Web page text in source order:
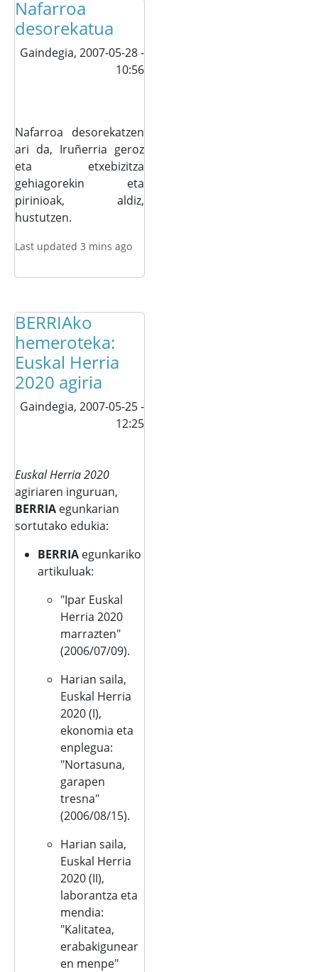
Nafarroa
desorekatua
Gaindegia, 2007-05-28 -
10:56
Nafarroa desorekatzen
ari da, Iruñerria geroz
eta etxebizitza
gehiagorekin eta
pirinioak, aldiz,
hustutzen.
Last updated 3 mins ago
BERRIAko
hemeroteka:
Euskal Herria
2020 agiria
Gaindegia, 2007-05-25 -
12:25
Euskal Herria 2020
agiriaren inguruan,
BERRIA egunkarian
sortutako edukia:
BERRIA egunkariko
artikuluak:
"Ipar Euskal
Herria 2020
marrazten"
(2006/07/09).
Harian saila,
Euskal Herria
2020 (I),
ekonomia eta
enplegua:
"Nortasuna,
garapen
tresna"
(2006/08/15).
Harian saila,
Euskal Herria
2020 (II),
laborantza eta
mendia:
"Kalitatea,
erabakigunear
en menpe"